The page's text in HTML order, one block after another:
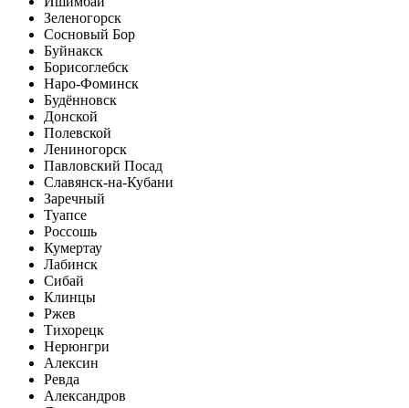
Зеленогорск
Сосновый Бор
Буйнакск
Борисоглебск
Наро-Фоминск
Будённовск
Донской
Полевской
Лениногорск
Павловский Посад
Славянск-на-Кубани
Заречный
Туапсе
Россошь
Кумертау
Лабинск
Сибай
Клинцы
Ржев
Тихорецк
Нерюнгри
Алексин
Ревда
Александров